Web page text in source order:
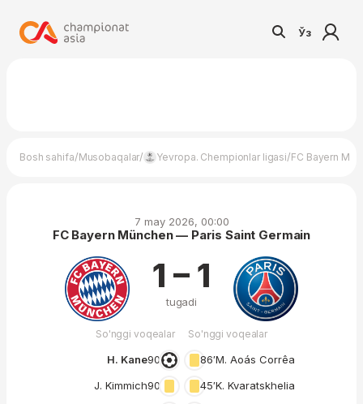
Ўз
Bosh sahifa/Musobaqalar/ Yevropa. Chempionlar ligasi/FC Bayern
7 may 2026, 00:00
FC Bayern München — Paris Saint Germain
So'nggi voqealar
H. Kane90′
J. Kimmich90′
1 – 1
tugadi
So'nggi voqealar
86′M. Aoás Corrêa
45′K. Kvaratskhelia